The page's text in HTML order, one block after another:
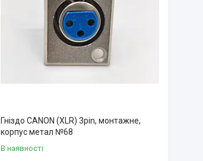
Гніздо CANON (XLR) 3pin, монтажне,
корпус метал №68
В наявності